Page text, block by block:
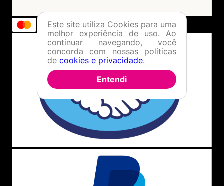
Este site utiliza Cookies para uma
melhor experiência de uso. Ao
continuar navegando, você
concorda com nossas políticas
de cookies e privacidade.
Entendi